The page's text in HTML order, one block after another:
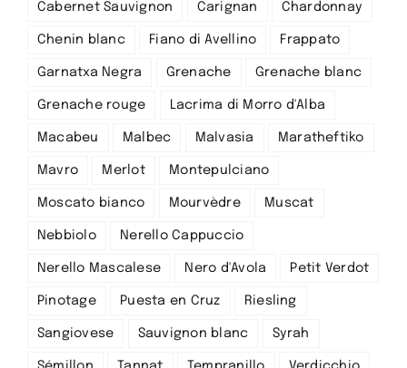
Cabernet Sauvignon Carignan Chardonnay
Chenin blanc Fiano di Avellino Frappato
Garnatxa Negra Grenache Grenache blanc
Grenache rouge Lacrima di Morro d'Alba
Macabeu Malbec Malvasia Maratheftiko
Mavro Merlot Montepulciano
Moscato bianco Mourvèdre Muscat
Nebbiolo Nerello Cappuccio
Nerello Mascalese Nero d'Avola Petit Verdot
Pinotage Puesta en Cruz Riesling
Sangiovese Sauvignon blanc Syrah